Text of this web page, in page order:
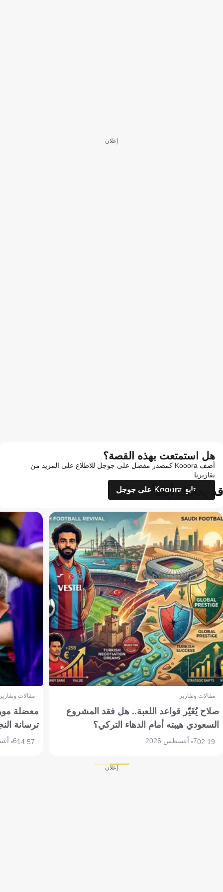
إعلان
هل استمتعت بهذه القصة؟
أضف Kooora كمصدر مفضل على جوجل للاطلاع على المزيد من
تقاريرنا
تابع Kooora على جوجل
قد يعجبك أيضاً
مقالات وتقارير
صلاح يُغَيّر قواعد اللعبة.. هل فقد المشروع
السعودي هيبته أمام الدهاء التركي؟
02:197 أغسطس 2026
مقالات
معضلة
ترسانة
14:576 أغسطس 2026
إعلان